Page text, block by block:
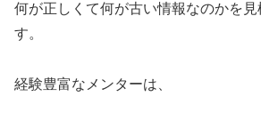
何が正しくて何が古い情報なのかを
す。
経験豊富なメンターは、